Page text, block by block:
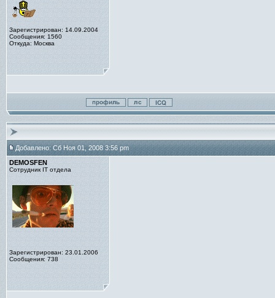
Зарегистрирован: 14.09.2004
Сообщения: 1560
Откуда: Москва
Добавлено: Сб Ноя 01, 2008 3:56 pm
DEMOSFEN
Сотрудник IT отдела
Зарегистрирован: 23.01.2006
Сообщения: 738